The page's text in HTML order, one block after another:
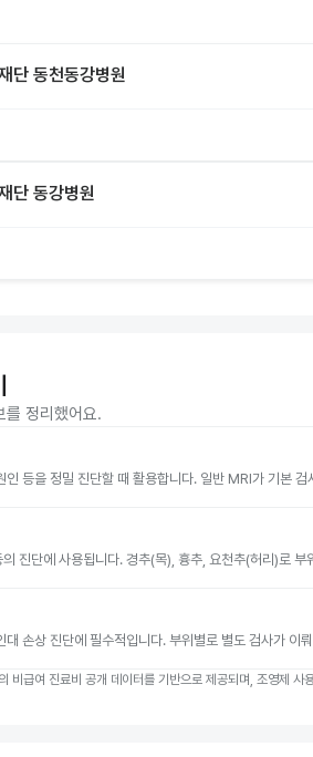
단 동천동강병원
단 동강병원
를 정리했어요.
인 등을 정밀 진단할 때 활용합니다. 일반 MRI가 기본 검
진단에 사용됩니다. 경추(목), 흉추, 요천추(허리)로 부
대 손상 진단에 필수적입니다. 부위별로 별도 검사가 이
비급여 진료비 공개 데이터를 기반으로 제공되며, 조영제